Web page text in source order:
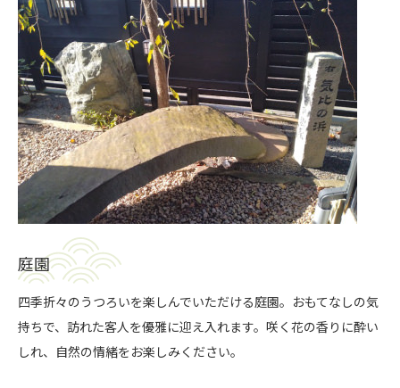
庭園
四季折々のうつろいを楽しんでいただける庭園。おもてなしの気
持ちで、訪れた客人を優雅に迎え入れます。咲く花の香りに酔い
しれ、自然の情緒をお楽しみください。